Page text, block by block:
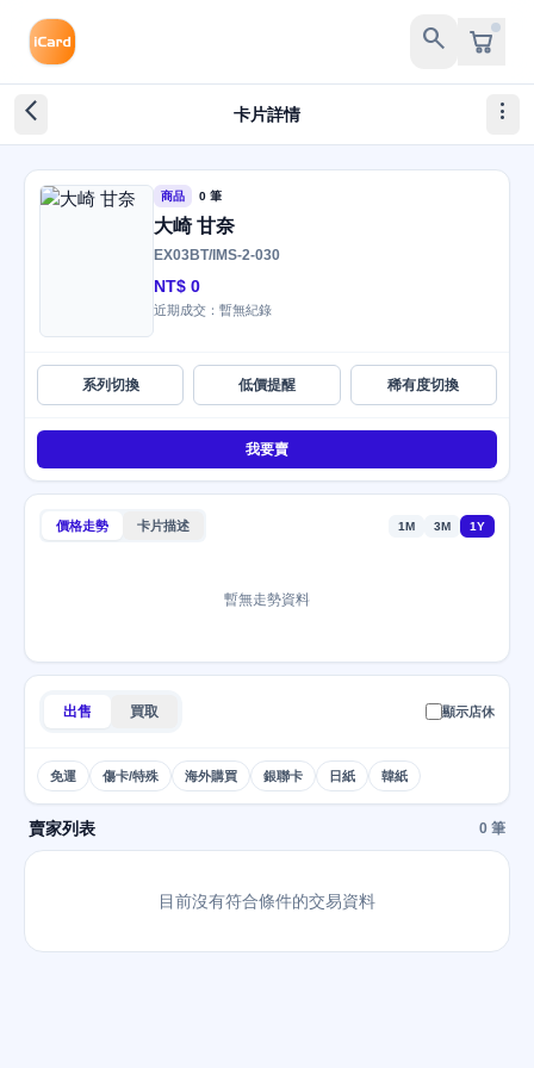
search
arrow_back_ios_new 卡片詳情 more_vert
商品 0 筆
大崎 甘奈
EX03BT/IMS-2-030
NT$ 0
近期成交：暫無紀錄
系列切換 低價提醒 稀有度切換
我要賣
價格走勢 卡片描述 1M 3M 1Y
暫無走勢資料
出售 買取 顯示店休
免運 傷卡/特殊 海外購買 銀聯卡 日紙 韓紙
賣家列表 0 筆
目前沒有符合條件的交易資料